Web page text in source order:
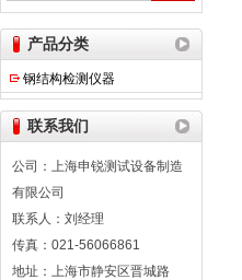
上海申锐测试设备制造有限公司
产品分类
钢结构检测仪器
联系我们
公司：上海申锐测试设备制造
有限公司
联系人：刘经理
传真：021-56066861
地址：上海市静安区晋城路